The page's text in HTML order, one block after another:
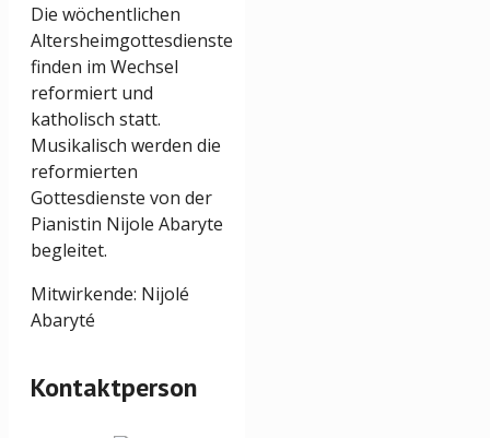
Die wöchentlichen
Altersheimgottesdienste
finden im Wechsel
reformiert und
katholisch statt.
Musikalisch werden die
reformierten
Gottesdienste von der
Pianistin Nijole Abaryte
begleitet.
Mitwirkende: Nijolé
Abaryté
Kontaktperson